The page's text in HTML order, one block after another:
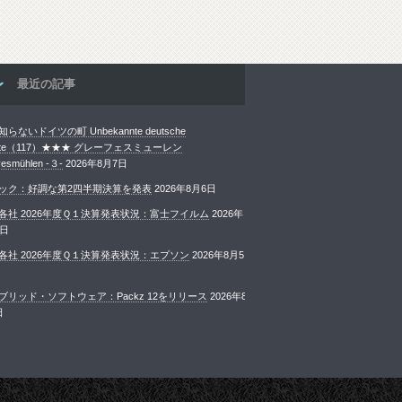
最近の記事
らないドイツの町 Unbekannte deutsche
（117）★★★ グレーフェスミューレン
-３- 2026年8月7日
ク：好調な第2四半期決算を発表 2026年8月6日
社 2026年度Ｑ１決算発表状況：富士フイルム 2026年
社 2026年度Ｑ１決算発表状況：エプソン 2026年8月5
リッド・ソフトウェア：Packz 12をリリース 2026年8